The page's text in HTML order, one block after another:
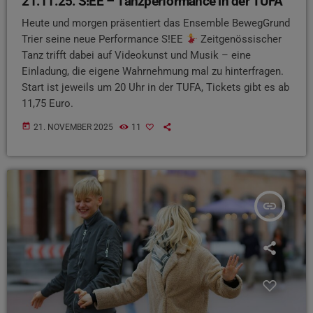
Heute und morgen präsentiert das Ensemble BewegGrund
Trier seine neue Performance S!EE
Zeitgenössischer
Tanz trifft dabei auf Videokunst und Musik – eine
Einladung, die eigene Wahrnehmung mal zu hinterfragen.
Start ist jeweils um 20 Uhr in der TUFA, Tickets gibt es ab
11,75 Euro.
today 21. NOVEMBER 2025 11
insert_link